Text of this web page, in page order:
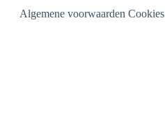
Algemene voorwaarden Cookies